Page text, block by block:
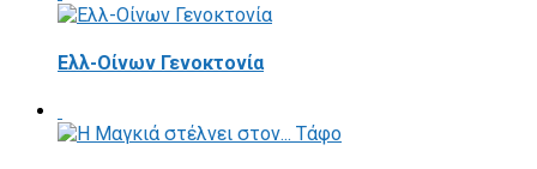
Ελλ-Οίνων Γενοκτονία